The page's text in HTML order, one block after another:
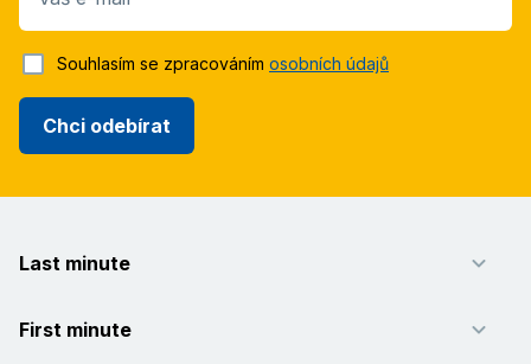
Chci odebírat
Souhlasím se zpracováním osobních údajů
Last minute
First minute